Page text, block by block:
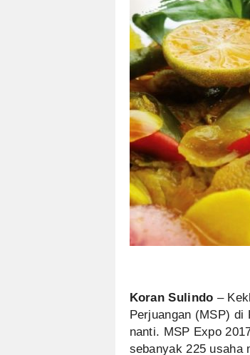
Koran Sulindo –
Perjuangan (MSP)
nanti. MSP Expo
sebanyak 225 usaha